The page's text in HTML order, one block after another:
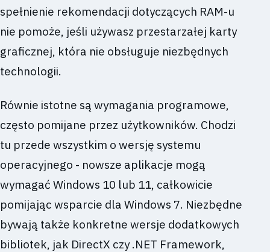
spełnienie rekomendacji dotyczących RAM-u
nie pomoże, jeśli używasz przestarzałej karty
graficznej, która nie obsługuje niezbędnych
technologii.
Równie istotne są wymagania programowe,
często pomijane przez użytkowników. Chodzi
tu przede wszystkim o wersję systemu
operacyjnego - nowsze aplikacje mogą
wymagać Windows 10 lub 11, całkowicie
pomijając wsparcie dla Windows 7. Niezbędne
bywają także konkretne wersje dodatkowych
bibliotek, jak DirectX czy .NET Framework,